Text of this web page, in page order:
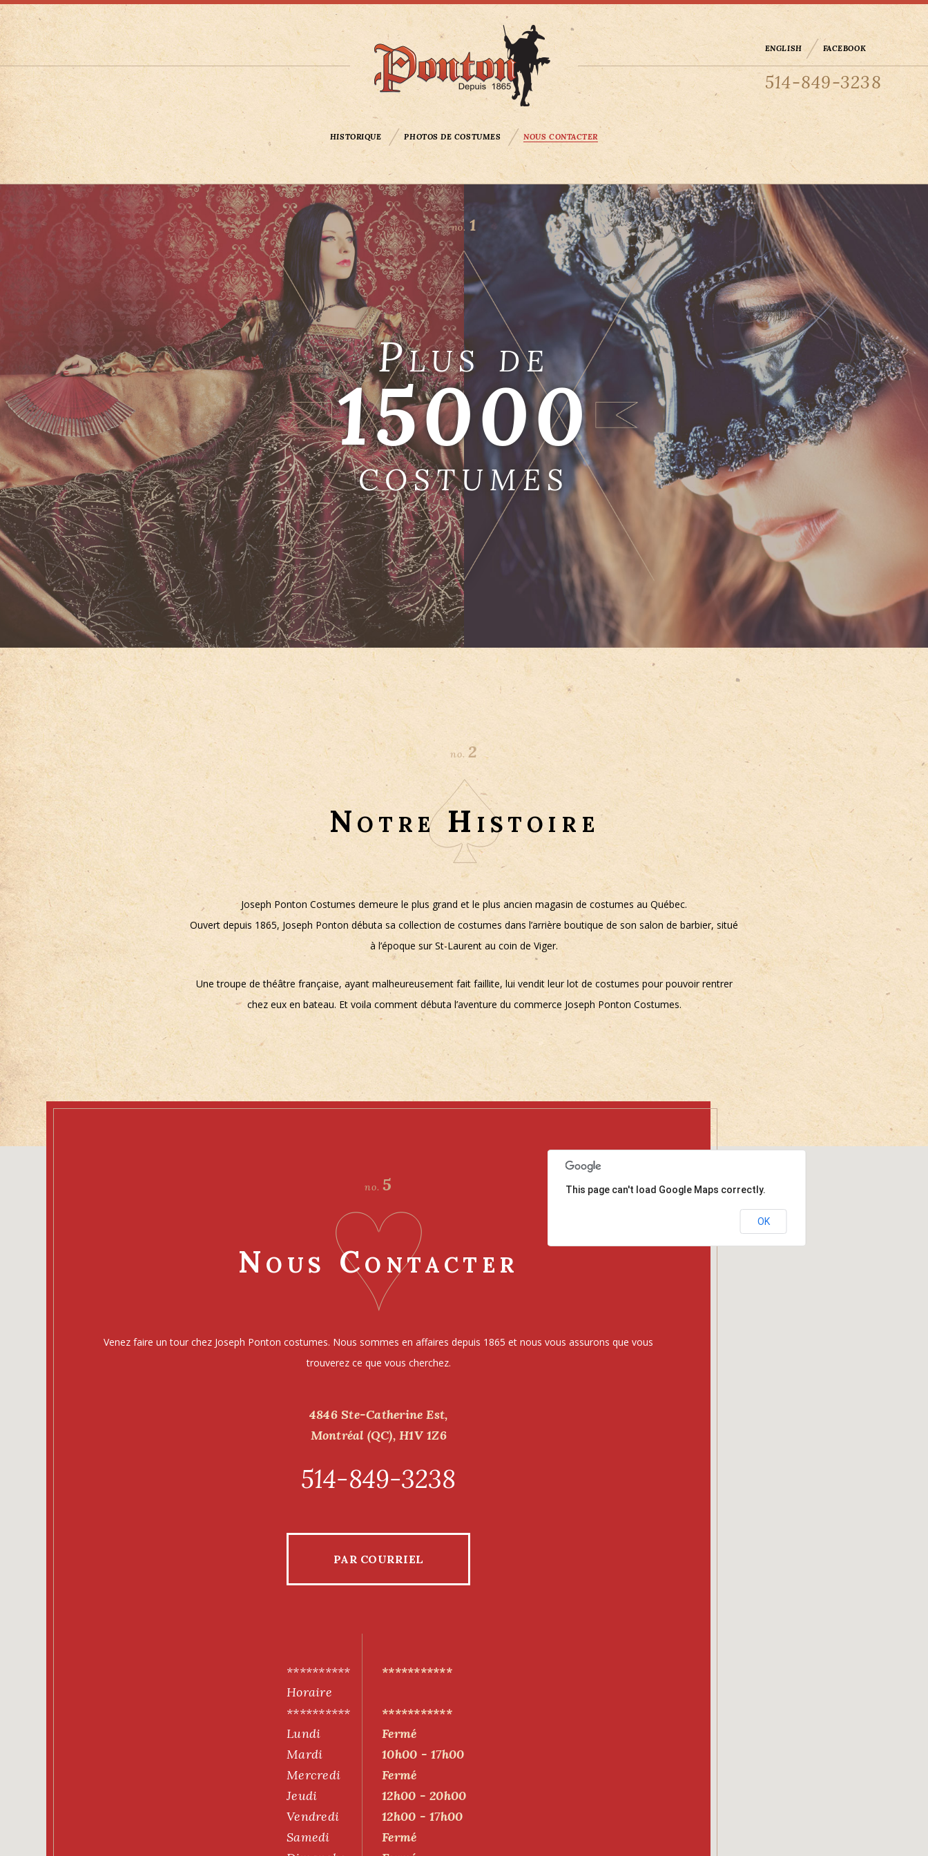
HISTORIQUE PHOTOS DE COSTUMES NOUS CONTACTER
ENGLISH FACEBOOK
514-849-3238
no. 1
Plus de
15000
costumes
no.2
Notre Histoire
Joseph Ponton Costumes demeure le plus grand et le plus ancien magasin de costumes au Québec.
Ouvert depuis 1865, Joseph Ponton débuta sa collection de costumes dans l’arrière boutique de son salon de barbier, situé
à l’époque sur St-Laurent au coin de Viger.
Une troupe de théâtre française, ayant malheureusement fait faillite, lui vendit leur lot de costumes pour pouvoir rentrer
chez eux en bateau. Et voila comment débuta l’aventure du commerce Joseph Ponton Costumes.
This page can't load Google Maps correctly.
OK
no.5
Nous Contacter
Venez faire un tour chez Joseph Ponton costumes. Nous sommes en affaires depuis 1865 et nous vous assurons que vous
trouverez ce que vous cherchez.
4846 Ste-Catherine Est,
Montréal (QC), H1V 1Z6
514-849-3238
PAR COURRIEL
**********
Horaire
**********
Lundi
Mardi
Mercredi
Jeudi
Vendredi
Samedi
***********
***********
Fermé
10h00 - 17h00
Fermé
12h00 - 20h00
12h00 - 17h00
Fermé